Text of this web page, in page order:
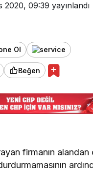
2020, 09:39 yayınlandı
Ol
Beğen
firmanın alandan